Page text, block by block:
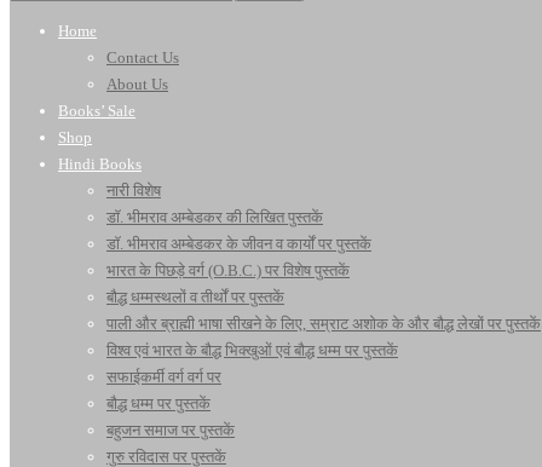
Home
Contact Us
About Us
Books’ Sale
Shop
Hindi Books
नारी विशेष
डॉ. भीमराव अम्बेडकर की लिखित पुस्तकें
डॉ. भीमराव अम्बेडकर के जीवन व कार्यों पर पुस्तकें
भारत के पिछड़े वर्ग (O.B.C.) पर विशेष पुस्तकें
बौद्ध धम्मस्थलों व तीर्थों पर पुस्तकें
पाली और ब्राह्मी भाषा सीखने के लिए, सम्राट अशोक के और बौद्ध लेखों पर पुस्तकें
विश्व एवं भारत के बौद्ध भिक्खुओं एवं बौद्ध धम्म पर पुस्तकें
सफाईकर्मी वर्ग वर्ग पर
बौद्ध धम्म पर पुस्तकें
बहुजन समाज पर पुस्तकें
गुरु रविदास पर पुस्तकें